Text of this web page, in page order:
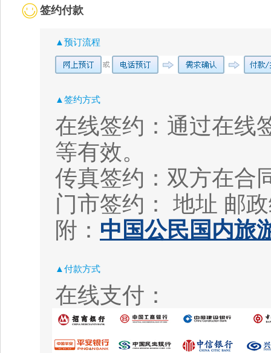
签约付款
▲预订流程
▲签约方式
在线签约：通过在线
等有效。
传真签约：双方在合
门市签约： 地址 邮
附： 中国公民国内旅
▲付款方式
在线支付：